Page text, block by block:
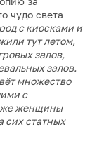
чудо света
с киосками и
тут летом,
залов,
залов.
множество
с
же женщины
сих статных